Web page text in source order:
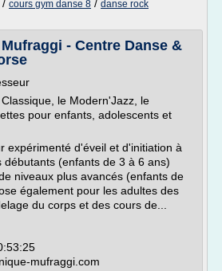
/ cours gym danse 8 / danse rock
- Centre Danse &
le Modern'Jazz, le
pour enfants, adolescents et
expérimenté d'éveil et d'initiation à
débutants (enfants de 3 à 6 ans)
niveaux plus avancés (enfants de
également pour les adultes des
du corps et des cours de...
mufraggi.com